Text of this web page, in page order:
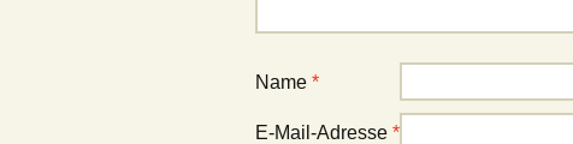
Name *
E-Mail-Adresse *